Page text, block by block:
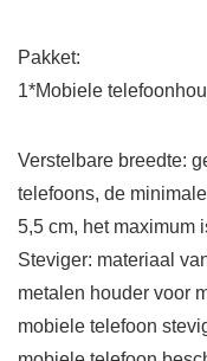
Pakket:
1*Mobiele
Verstelbare breedte:
telefoons, de
5,5 cm, het maximum
Steviger: materiaal
metalen houder voor
mobiele telefoon